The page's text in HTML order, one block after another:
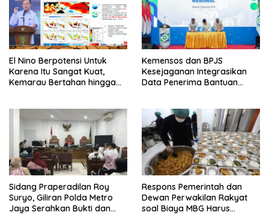
El Nino Berpotensi Untuk
Karena Itu Sangat Kuat,
Kemarau Bertahan hingga
Kemensos dan BPJS
Kesejaganan Integrasikan
Data Penerima Bantuan
Sidang Praperadilan Roy
Suryo, Giliran Polda Metro
Jaya Serahkan Bukti dan
Respons Pemerintah dan
Dewan Perwakilan Rakyat
soal Biaya MBG Harus